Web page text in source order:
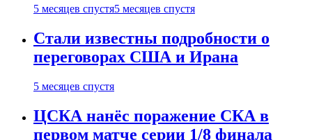
5 месяцев спустя5 месяцев спустя
Стали известны подробности о
переговорах США и Ирана
5 месяцев спустя
ЦСКА нанёс поражение СКА в
первом матче серии 1/8 финала